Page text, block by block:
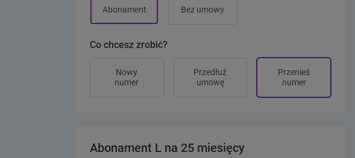
Abonament Bez umowy
Co chcesz zrobić?
Nowy
numer
Przedłuż
umowę
Przenieś
numer
Abonament L na 25 miesięcy